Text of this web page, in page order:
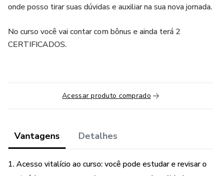
onde posso tirar suas dúvidas e auxiliar na sua nova jornada.
No curso você vai contar com bônus e ainda terá 2
CERTIFICADOS.
Acessar produto comprado
Vantagens Detalhes
1. Acesso vitalício ao curso: você pode estudar e revisar o